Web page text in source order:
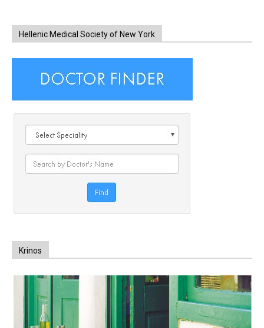
Hellenic Medical Society of New York
Krinos